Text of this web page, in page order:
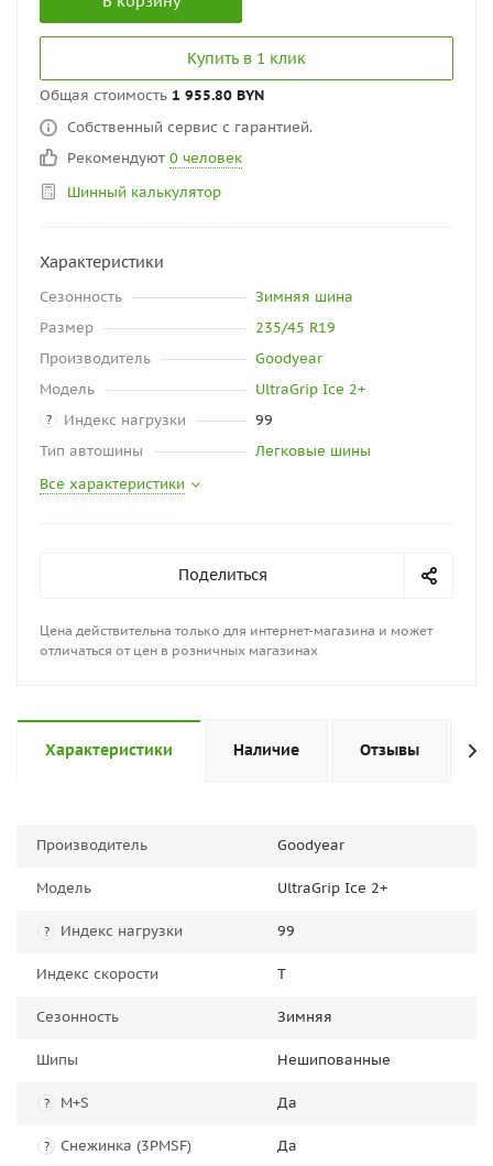
Купить в 1 клик
Общая стоимость 1 955.80 BYN
Собственный сервис с гарантией.
Рекомендуют 0 человек
Шинный калькулятор
Характеристики
Сезонность
Зимняя шина
Размер
235/45 R19
Производитель
Goodyear
Модель
UltraGrip Ice 2+
? Индекс нагрузки
99
Тип автошины
Легковые шины
Все характеристики
Поделиться
Цена действительна только для интернет-магазина и может
отличаться от цен в розничных магазинах
Характеристики Наличие Отзывы
Производитель Goodyear
Модель UltraGrip Ice 2+
? Индекс нагрузки 99
Индекс скорости T
Сезонность Зимняя
Шипы Нешипованные
? M+S Да
? Снежинка (3PMSF) Да